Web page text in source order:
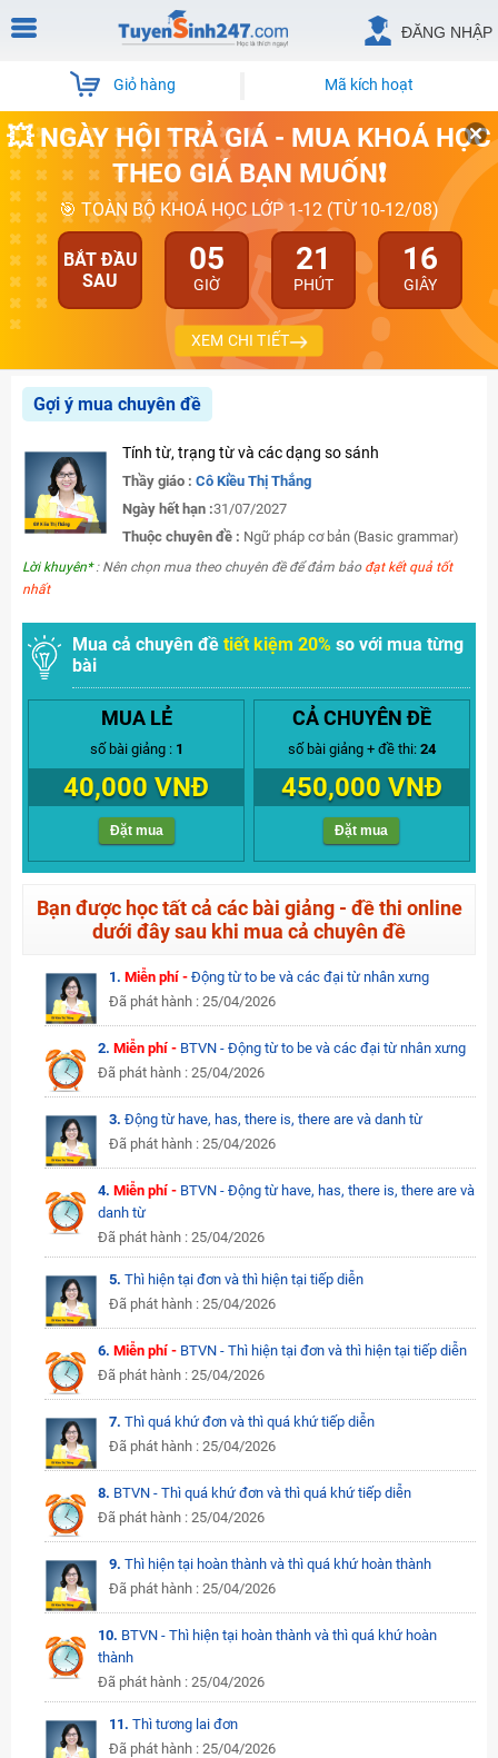
ĐĂNG NHẬP
Giỏ hàng Mã kích hoạt
💥 NGÀY HỘI TRẢ GIÁ - MUA KHOÁ HỌC
THEO GIÁ BẠN MUỐN❗
🎯 TOÀN BỘ KHOÁ HỌC LỚP 1-12 (TỪ 10-12/08)
BẮT ĐẦU
SAU
05
GIỜ
21
PHÚT
16
GIÂY
XEM CHI TIẾT
Gợi ý mua chuyên đề
Tính từ, trạng từ và các dạng so sánh
Thầy giáo : Cô Kiều Thị Thắng
Ngày hết hạn :31/07/2027
Thuộc chuyên đề : Ngữ pháp cơ bản (Basic grammar)
Lời khuyên*: Nên chọn mua theo chuyên đề để đảm bảo đạt kết quả tốt
nhất
Mua cả chuyên đề tiết kiệm 20% so với mua từng
bài
MUA LẺ
số bài giảng : 1
40,000 VNĐ
Đặt mua
CẢ CHUYÊN ĐỀ
số bài giảng + đề thi: 24
450,000 VNĐ
Đặt mua
Bạn được học tất cả các bài giảng - đề thi online
dưới đây sau khi mua cả chuyên đề
1. Miễn phí - Động từ to be và các đại từ nhân xưng
Đã phát hành : 25/04/2026
2.Miễn phí - BTVN - Động từ to be và các đại từ nhân xưng
Đã phát hành : 25/04/2026
3. Động từ have, has, there is, there are và danh từ
Đã phát hành : 25/04/2026
4.Miễn phí - BTVN - Động từ have, has, there is, there are và
danh từ
Đã phát hành : 25/04/2026
5. Thì hiện tại đơn và thì hiện tại tiếp diễn
Đã phát hành : 25/04/2026
6.Miễn phí - BTVN - Thì hiện tại đơn và thì hiện tại tiếp diễn
Đã phát hành : 25/04/2026
7. Thì quá khứ đơn và thì quá khứ tiếp diễn
Đã phát hành : 25/04/2026
8. BTVN - Thì quá khứ đơn và thì quá khứ tiếp diễn
Đã phát hành : 25/04/2026
9. Thì hiện tại hoàn thành và thì quá khứ hoàn thành
Đã phát hành : 25/04/2026
10. BTVN - Thì hiện tại hoàn thành và thì quá khứ hoàn
thành
Đã phát hành : 25/04/2026
11. Thì tương lai đơn
Đã phát hành : 25/04/2026